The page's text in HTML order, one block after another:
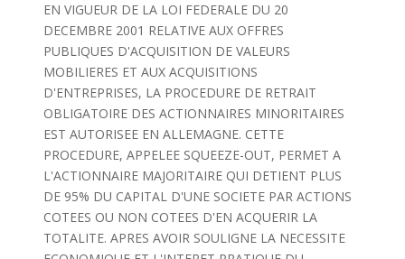
EN VIGUEUR DE LA LOI FEDERALE DU 20
DECEMBRE 2001 RELATIVE AUX OFFRES
PUBLIQUES D'ACQUISITION DE VALEURS
MOBILIERES ET AUX ACQUISITIONS
D'ENTREPRISES, LA PROCEDURE DE RETRAIT
OBLIGATOIRE DES ACTIONNAIRES MINORITAIRES
EST AUTORISEE EN ALLEMAGNE. CETTE
PROCEDURE, APPELEE SQUEEZE-OUT, PERMET A
L'ACTIONNAIRE MAJORITAIRE QUI DETIENT PLUS
DE 95% DU CAPITAL D'UNE SOCIETE PAR ACTIONS
COTEES OU NON COTEES D'EN ACQUERIR LA
TOTALITE. APRES AVOIR SOULIGNE LA NECESSITE